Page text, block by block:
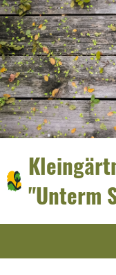
"Unterm